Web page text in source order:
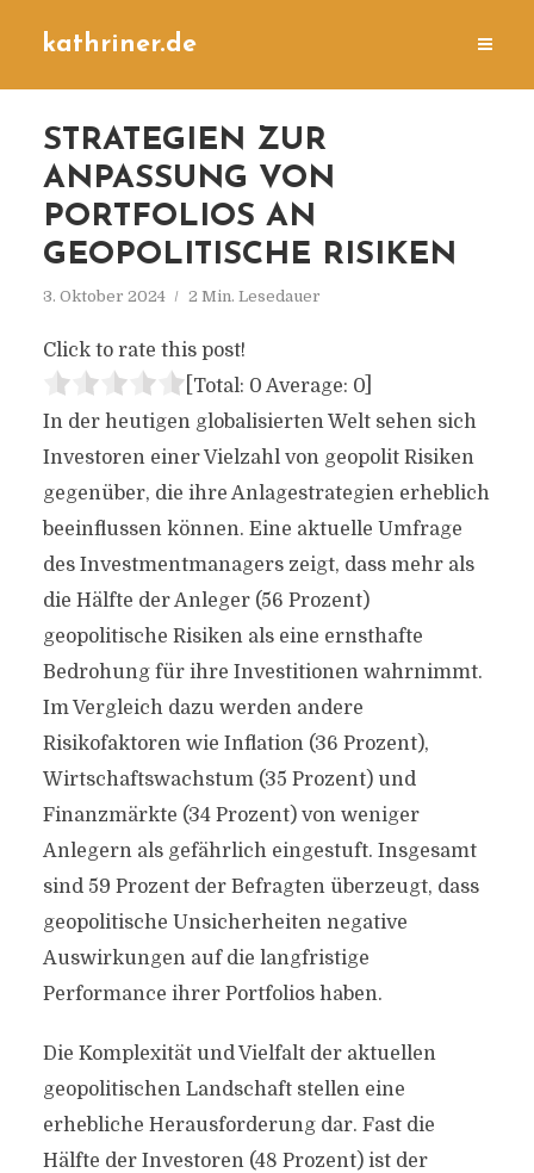
kathriner.de
STRATEGIEN ZUR
ANPASSUNG VON
PORTFOLIOS AN
GEOPOLITISCHE RISIKEN
3. Oktober 2024 2 Min. Lesedauer
Click to rate this post!
[Total: 0 Average: 0]
In der heutigen globalisierten Welt sehen sich
Investoren einer Vielzahl von geopolit Risiken
gegenüber, die ihre Anlagestrategien erheblich
beeinflussen können. Eine aktuelle Umfrage
des Investmentmanagers zeigt, dass mehr als
die Hälfte der Anleger (56 Prozent)
geopolitische Risiken als eine ernsthafte
Bedrohung für ihre Investitionen wahrnimmt.
Im Vergleich dazu werden andere
Risikofaktoren wie Inflation (36 Prozent),
Wirtschaftswachstum (35 Prozent) und
Finanzmärkte (34 Prozent) von weniger
Anlegern als gefährlich eingestuft. Insgesamt
sind 59 Prozent der Befragten überzeugt, dass
geopolitische Unsicherheiten negative
Auswirkungen auf die langfristige
Performance ihrer Portfolios haben.
Die Komplexität und Vielfalt der aktuellen
geopolitischen Landschaft stellen eine
erhebliche Herausforderung dar. Fast die
Hälfte der Investoren (48 Prozent) ist der